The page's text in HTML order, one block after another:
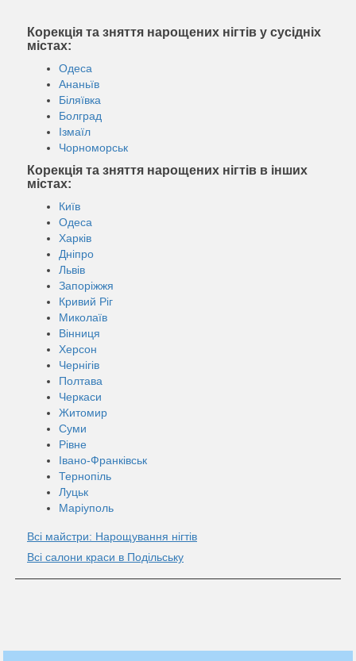
Корекція та зняття нарощених нігтів у сусідніх
містах:
Одеса
Ананьїв
Біляївка
Болград
Ізмаїл
Чорноморськ
Корекція та зняття нарощених нігтів в інших
містах:
Київ
Одеса
Харків
Дніпро
Львів
Запоріжжя
Кривий Ріг
Миколаїв
Вінниця
Херсон
Чернігів
Полтава
Черкаси
Житомир
Суми
Рівне
Івано-Франківськ
Тернопіль
Луцьк
Маріуполь
Всі майстри: Нарощування нігтів
Всі салони краси в Подільську